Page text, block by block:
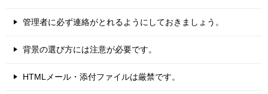
管理者に必ず連絡がとれるようにしておきましょう。
背景の選び方には注意が必要です。
HTMLメール・添付ファイルは厳禁です。